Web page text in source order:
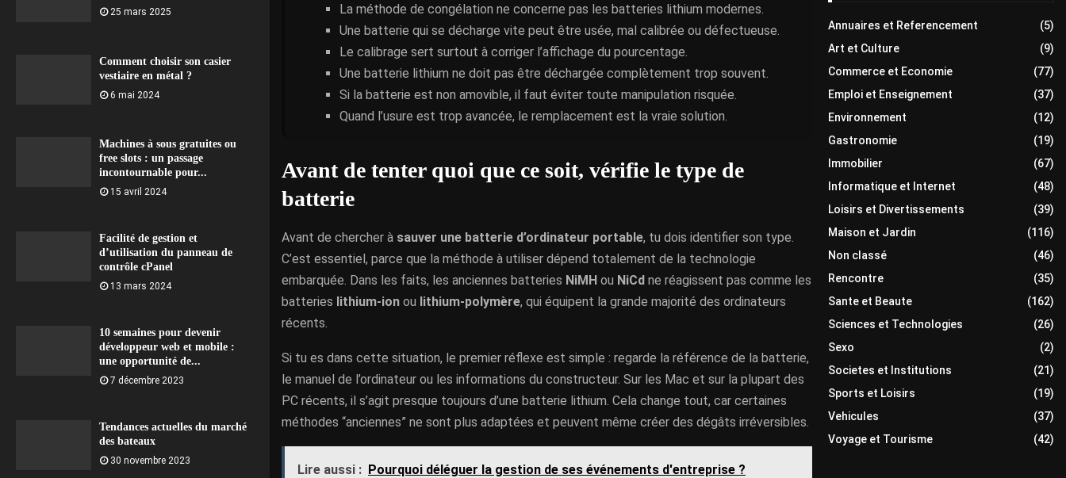
25 mars 2025
Comment choisir son casier
vestiaire en métal ?
6 mai 2024
Machines à sous gratuites ou
free slots : un passage
incontournable pour...
15 avril 2024
Facilité de gestion et
d’utilisation du panneau de
contrôle cPanel
13 mars 2024
10 semaines pour devenir
développeur web et mobile :
une opportunité de...
7 décembre 2023
Tendances actuelles du marché
des bateaux
30 novembre 2023
La méthode de congélation ne concerne pas les batteries lithium modernes.
Une batterie qui se décharge vite peut être usée, mal calibrée ou défectueuse.
Le calibrage sert surtout à corriger l’affichage du pourcentage.
Une batterie lithium ne doit pas être déchargée complètement trop souvent.
Si la batterie est non amovible, il faut éviter toute manipulation risquée.
Quand l’usure est trop avancée, le remplacement est la vraie solution.
Avant de tenter quoi que ce soit, vérifie le type de
batterie
Avant de chercher à sauver une batterie d’ordinateur portable, tu dois identifier son type.
C’est essentiel, parce que la méthode à utiliser dépend totalement de la technologie
embarquée. Dans les faits, les anciennes batteries NiMH ou NiCd ne réagissent pas comme les
batteries lithium-ion ou lithium-polymère, qui équipent la grande majorité des ordinateurs
récents.
Si tu es dans cette situation, le premier réflexe est simple : regarde la référence de la batterie,
le manuel de l’ordinateur ou les informations du constructeur. Sur les Mac et sur la plupart des
PC récents, il s’agit presque toujours d’une batterie lithium. Cela change tout, car certaines
méthodes “anciennes” ne sont plus adaptées et peuvent même créer des dégâts irréversibles.
Lire aussi : Pourquoi déléguer la gestion de ses événements d'entreprise ?
Annuaires et Referencement
(5)
Art et Culture
(9)
Commerce et Economie
(77)
Emploi et Enseignement
(37)
Environnement
(12)
Gastronomie
(19)
Immobilier
(67)
Informatique et Internet
(48)
Loisirs et Divertissements
(39)
Maison et Jardin
(116)
Non classé
(46)
Rencontre
(35)
Sante et Beaute
(162)
Sciences et Technologies
(26)
Sexo
(2)
Societes et Institutions
(21)
Sports et Loisirs
(19)
Vehicules
(37)
Voyage et Tourisme
(42)